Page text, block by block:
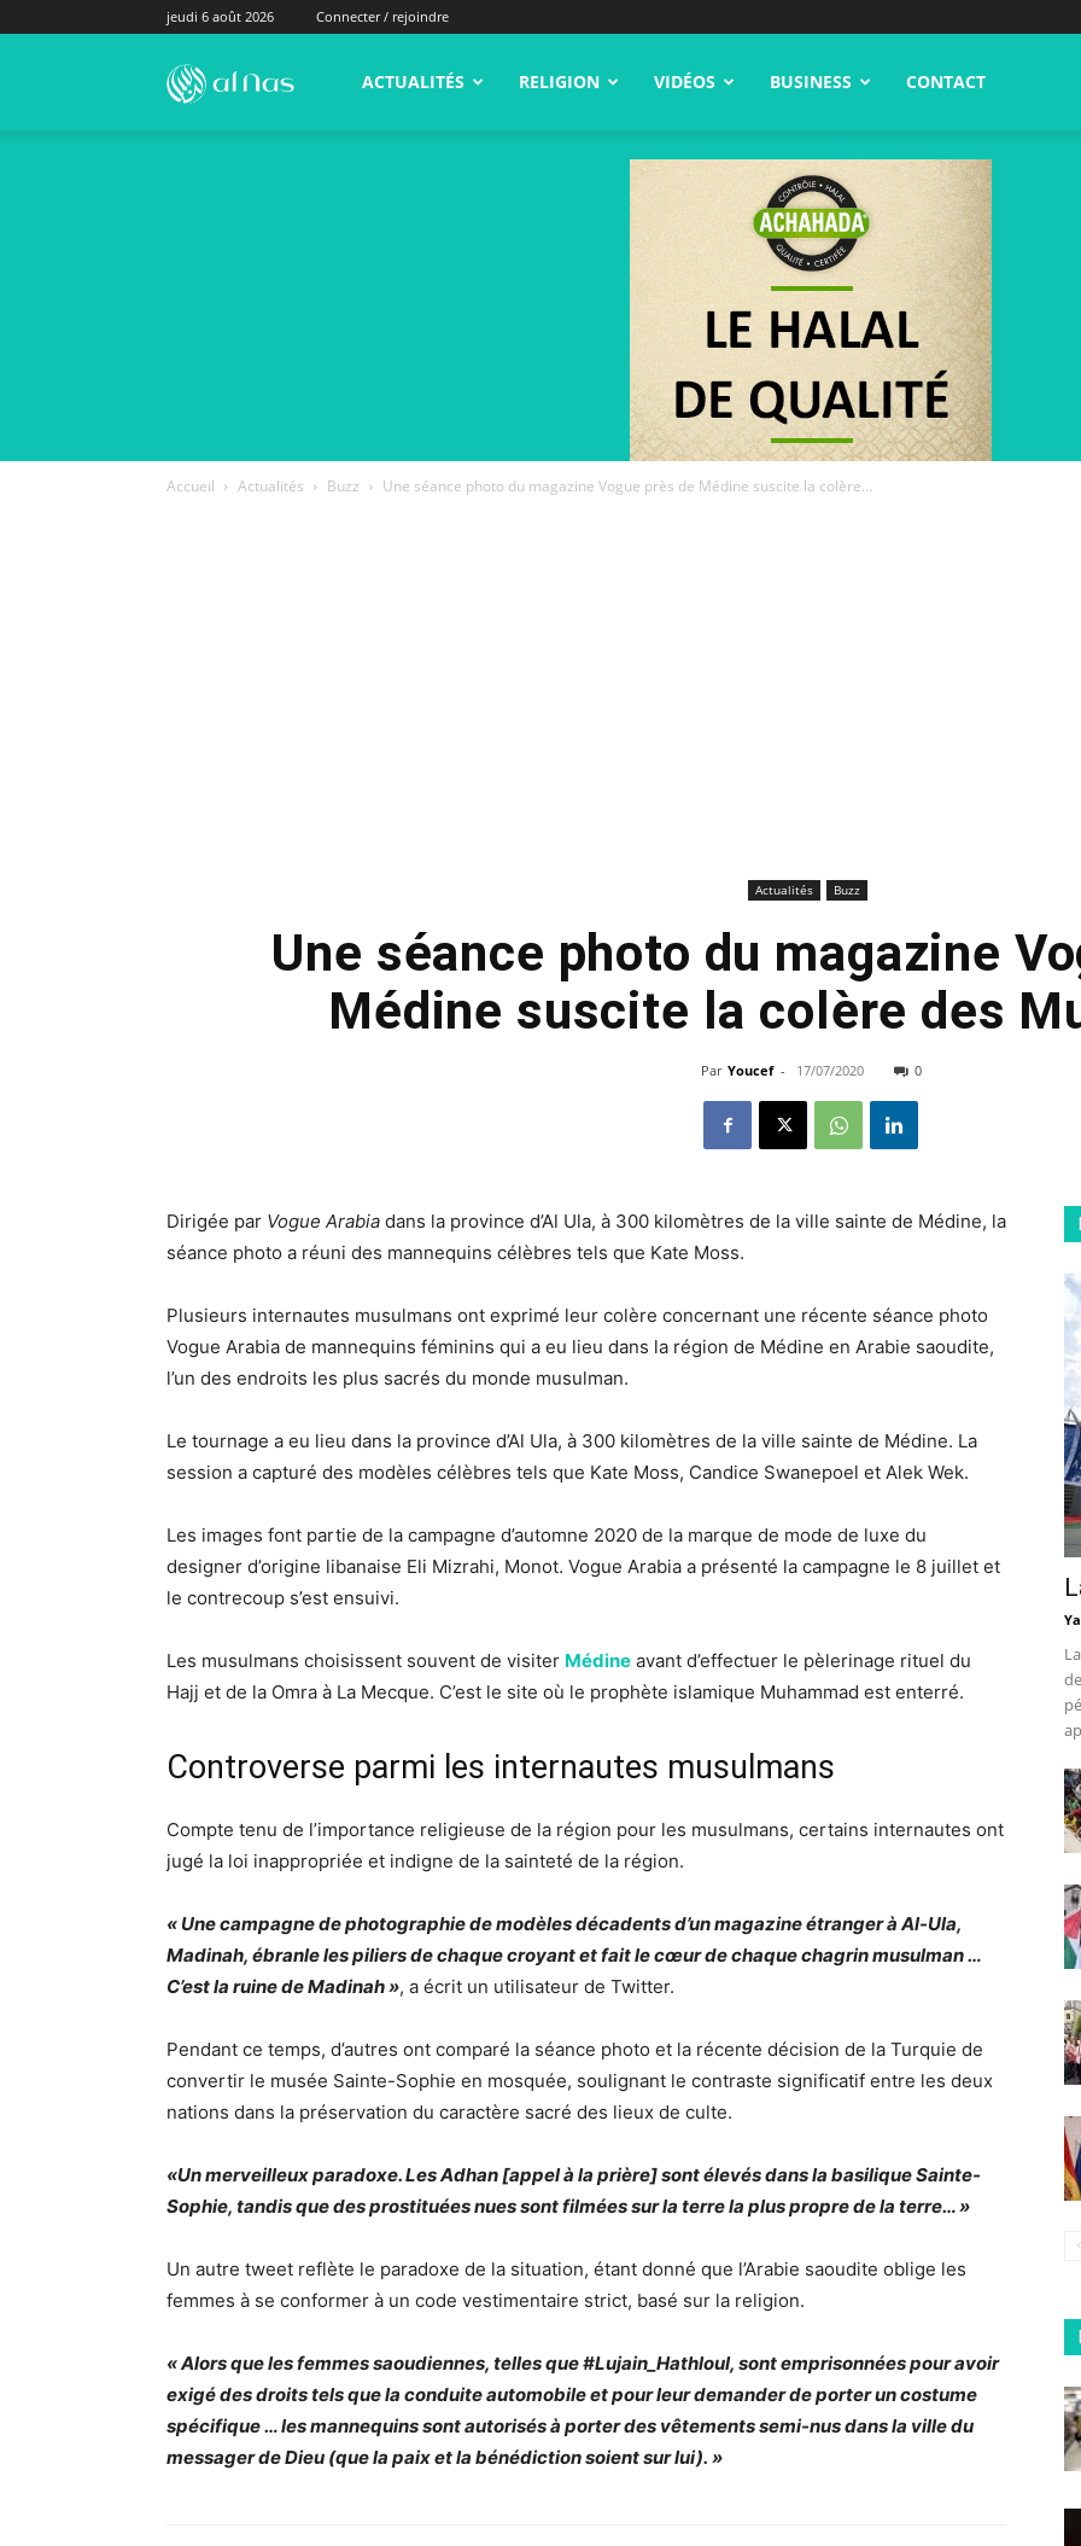
jeudi 6 août 2026 Connecter / rejoindre
alNas.fr ACTUALITÉS RELIGION VIDÉOS BUSINESS CONTACT
Accueil Actualités Buzz Une séance photo du magazine Vogue près de Médine suscite la colère...
Actualités Buzz
Une séance photo du magazine
Médine suscite la colère des
Par Youcef - 17/07/2020 0
Dirigée par Vogue Arabia dans la province d’Al Ula, à 300 kilomètres de la ville sainte de Médine, la
séance photo a réuni des mannequins célèbres tels que Kate Moss.
Plusieurs internautes musulmans ont exprimé leur colère concernant une récente séance photo
Vogue Arabia de mannequins féminins qui a eu lieu dans la région de Médine en Arabie saoudite,
l’un des endroits les plus sacrés du monde musulman.
Le tournage a eu lieu dans la province d’Al Ula, à 300 kilomètres de la ville sainte de Médine. La
session a capturé des modèles célèbres tels que Kate Moss, Candice Swanepoel et Alek Wek.
Les images font partie de la campagne d’automne 2020 de la marque de mode de luxe du
designer d’origine libanaise Eli Mizrahi, Monot. Vogue Arabia a présenté la campagne le 8 juillet et
le contrecoup s’est ensuivi.
Les musulmans choisissent souvent de visiter Médine avant d’effectuer le pèlerinage rituel du
Hajj et de la Omra à La Mecque. C’est le site où le prophète islamique Muhammad est enterré.
Controverse parmi les internautes musulmans
Compte tenu de l’importance religieuse de la région pour les musulmans, certains internautes ont
jugé la loi inappropriée et indigne de la sainteté de la région.
« Une campagne de photographie de modèles décadents d’un magazine étranger à Al-Ula,
Madinah, ébranle les piliers de chaque croyant et fait le cœur de chaque chagrin musulman …
C’est la ruine de Madinah », a écrit un utilisateur de Twitter.
Pendant ce temps, d’autres ont comparé la séance photo et la récente décision de la Turquie de
convertir le musée Sainte-Sophie en mosquée, soulignant le contraste significatif entre les deux
nations dans la préservation du caractère sacré des lieux de culte.
«Un merveilleux paradoxe. Les Adhan [appel à la prière] sont élevés dans la basilique Sainte-
Sophie, tandis que des prostituées nues sont filmées sur la terre la plus propre de la terre… »
Un autre tweet reflète le paradoxe de la situation, étant donné que l’Arabie saoudite oblige les
femmes à se conformer à un code vestimentaire strict, basé sur la religion.
« Alors que les femmes saoudiennes, telles que #Lujain_Hathloul, sont emprisonnées pour avoir
exigé des droits tels que la conduite automobile et pour leur demander de porter un costume
spécifique … les mannequins sont autorisés à porter des vêtements semi-nus dans la ville du
messager de Dieu (que la paix et la bénédiction soient sur lui). »